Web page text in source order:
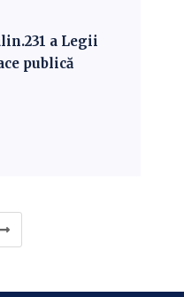
a Legii
publică